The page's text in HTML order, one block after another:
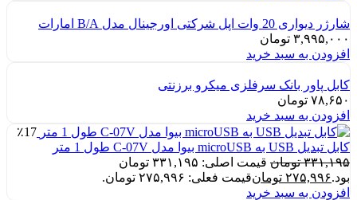
شارژر دیواری 20 وات اپل شرکتی اورجینال مدل B/A امارات
۳,۹۹۵,۰۰۰ تومان
افزودن به سبد خرید
کابل پاور بانک سرفلزی میکرو برزنتی
۷۸,۶۵۰ تومان
افزودن به سبد خرید
٪17
کابل تبدیل USB به microUSB بیوا مدل C-07V طول 1 متر
۳۳۱,۱۹۵ تومان
قیمت اصلی: ۳۳۱,۱۹۵ تومان
بود.۲۷۵,۹۹۶ تومانقیمت فعلی: ۲۷۵,۹۹۶ تومان.
افزودن به سبد خرید